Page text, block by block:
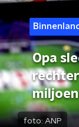
Opa
foto: ANP